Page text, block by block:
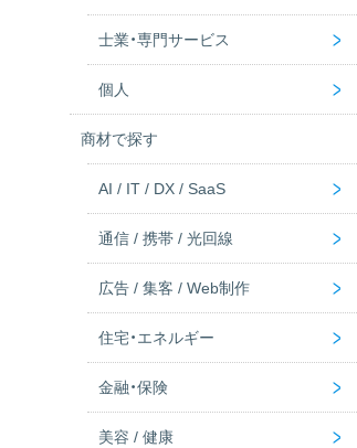
士業・専門サービス >
弁護士事務所
税理士事務所
社労士事務所
個人 >
個人・個人宅
女性
シニア
富裕層
マンションオーナー
商材で探す
AI / IT / DX / SaaS >
AI
DX・業務効率
IoT
セキュリティ
決済システム
通信 / 携帯 / 光回線 >
光回線
携帯・回線
Wi-Fi
その他通信関連
広告 / 集客 / Web制作 >
デジタルマーケ / SEO / MEO
Web制作
集客・新規開拓
住宅・エネルギー >
新電力・ガスの代理店募集一覧
太陽光・蓄電池
金融・保険 >
保険
美容 / 健康 >